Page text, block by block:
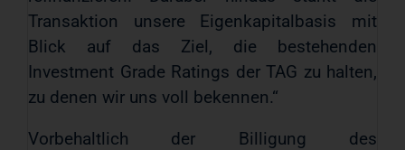
Transaktion unsere Eigenkapitalbasis mit
Blick auf das Ziel, die bestehenden
Investment Grade Ratings der TAG zu halten,
zu denen wir uns voll bekennen.“
Vorbehaltlich der Billigung des